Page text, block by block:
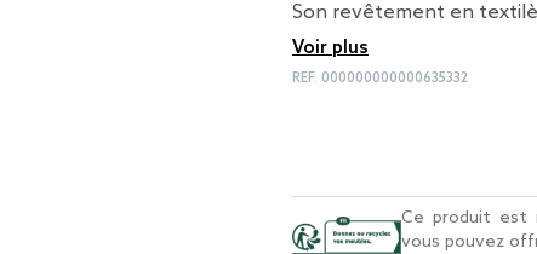
Son revêtement en
Voir plus
REF. 000000000000635332
Ce produit est
vous pouvez